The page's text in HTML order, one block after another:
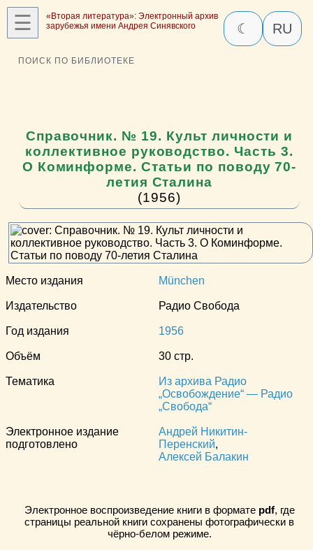
☰
«Вторая литература»: Электронный архив
зарубежья имени Андрея Синявского
☾ RU
ПОИСК ПО БИБЛИОТЕКЕ
Справочник. № 19. Культ личности и
коллективное руководство. Часть 3.
О Коминформе. Статьи по поводу 70-
летия Сталина
(1956)
Место издания München
Издательство Радио Свобода
Год издания 1956
Объём 30 стр.
Тематика
Из архива Радио
„Освобождение“ — Радио
„Свобода“
Электронное издание
подготовлено
Андрей Никитин-
Перенский,
Алексей Балакин
Электронное воспроизведение книги в формате pdf, где
страницы реальной книги сохранены фотографически в
чёрно-белом режиме.